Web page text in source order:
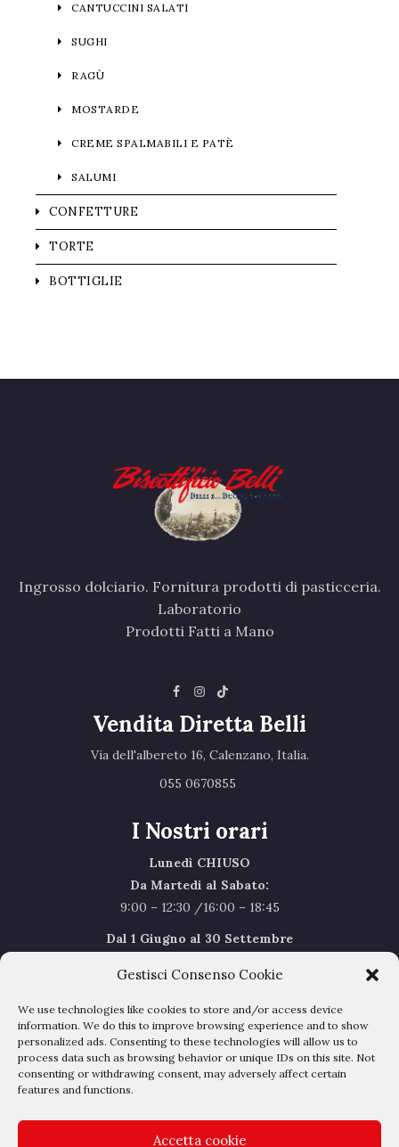
Gestisci Consenso Cookie
We use technologies like cookies to store and/or access device
information. We do this to improve browsing experience and to show
personalized ads. Consenting to these technologies will allow us to
process data such as browsing behavior or unique IDs on this site. Not
consenting or withdrawing consent, may adversely affect certain
features and functions.
Accetta cookie
CANTUCCINI SALATI
SUGHI
RAGÙ
MOSTARDE
CREME SPALMABILI E PATÈ
SALUMI
CONFETTURE
TORTE
BOTTIGLIE
Ingrosso dolciario. Fornitura prodotti di pasticceria.
Laboratorio
Prodotti Fatti a Mano
Vendita Diretta Belli
Via dell'albereto 16, Calenzano, Italia.‎
055 0670855 ‎
I Nostri orari
Lunedì CHIUSO
Da Martedi al Sabato:
9:00 – 12:30 /16:00 – 18:45
Dal 1 Giugno al 30 Settembre
Sabato Agosto Chiusi
I chiusi per Ferie dal 1 al 24Agosto
Privacy Policy–Cookie Policy